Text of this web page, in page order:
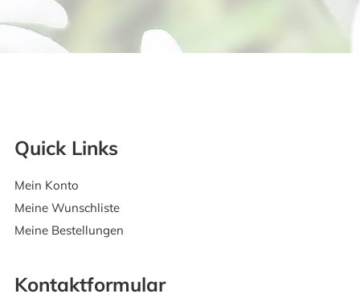
Quick Links
Mein Konto
Meine Wunschliste
Meine Bestellungen
Kontaktformular